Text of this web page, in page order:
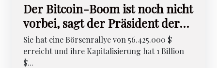
Der Bitcoin-Boom ist noch nicht
vorbei, sagt der Präsident der
Federal Reserve Bank of Boston,
USA
Sie hat eine Börsenrallye von 56.425.000 $
erreicht und ihre Kapitalisierung hat 1 Billion
$...